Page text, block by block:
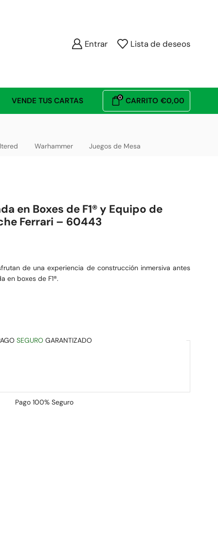
Entrar Lista de deseos
VENDE TUS CARTAS 0 CARRITO €0,00
Warhammer Juegos de Mesa
en Boxes de F1® y Equipo de
Ferrari – 60443
de una experiencia de construcción inmersiva antes
en boxes de F1®.
SEGURO GARANTIZADO
Pago 100% Seguro